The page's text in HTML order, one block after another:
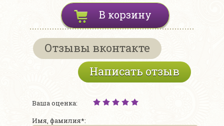
В корзину
Отзывы вконтакте
Написать отзыв
Ваша оценка:
Имя, фамилия*: